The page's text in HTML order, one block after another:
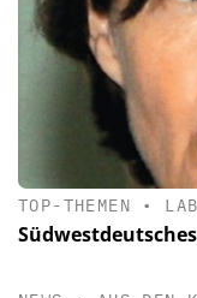
TOP-THEMEN •